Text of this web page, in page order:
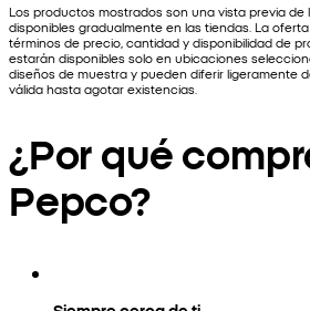
Los productos mostrados son una vista previa
disponibles gradualmente en las tiendas. La
términos de precio, cantidad y disponibilidad de
estarán disponibles solo en ubicaciones
diseños de muestra y pueden diferir ligeramente
válida hasta agotar existencias.
¿Por qué
Pepco?